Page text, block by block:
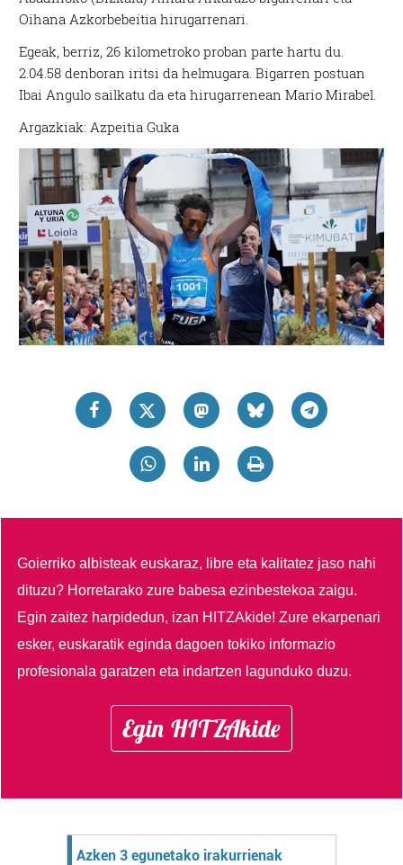
Oihana Azkorbebeitia hirugarrenari.
Egeak, berriz, 26 kilometroko proban parte hartu du.
2.04.58 denboran iritsi da helmugara. Bigarren postuan
Ibai Angulo sailkatu da eta hirugarrenean Mario Mirabel.
Argazkiak: Azpeitia Guka
Goierriko albisteak euskaraz, libre eta kalitatez jaso nahi
dituzu? Horretarako zure babesa ezinbestekoa zaigu.
Egin zaitez harpidedun, izan HITZAkide!Zure ekarpenari
esker, euskaratik eginda dagoen tokiko informazio
profesionala garatzen eta indartzen lagunduko duzu.
Egin HITZAkide
Azken 3 egunetako irakurrienak